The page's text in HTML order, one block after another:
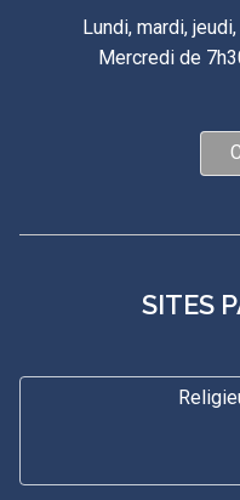
Lundi, mardi,
Mercredi de
SITES